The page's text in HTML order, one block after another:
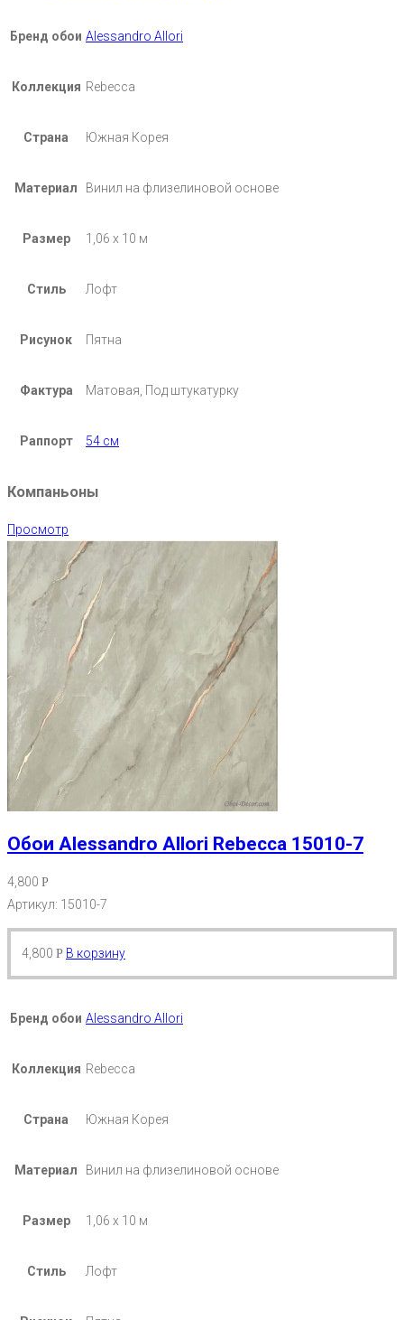
Бренд обои Alessandro Allori
Коллекция Rebecca
Страна Южная Корея
Материал Винил на флизелиновой основе
Размер 1,06 х 10 м
Стиль Лофт
Рисунок Пятна
Фактура Матовая, Под штукатурку
Раппорт 54 см
Компаньоны
Просмотр
Обои Alessandro Allori Rebecca 15010-7
4,800 Р
Артикул: 15010-7
4,800 Р В корзину
Бренд обои Alessandro Allori
Коллекция Rebecca
Страна Южная Корея
Материал Винил на флизелиновой основе
Размер 1,06 х 10 м
Стиль Лофт